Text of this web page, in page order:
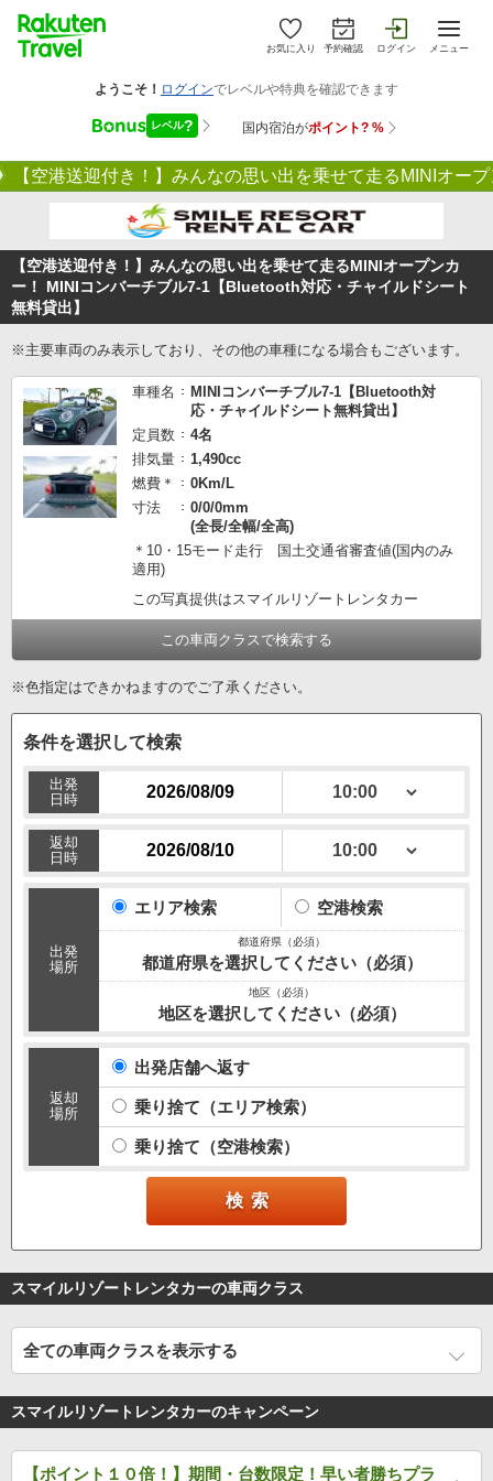
お気に入り 予約確認 ログイン メニュー
【空港送迎付き！】みんなの思い出を乗せて走るMINIオー
【空港送迎付き！】みんなの思い出を乗せて走るMINIオープンカ
ー！ MINIコンバーチブル7-1【Bluetooth対応・チャイルドシート
無料貸出】
※主要車両のみ表示しており、その他の車種になる場合もございます。
車種名
MINIコンバーチブル7-1【Bluetooth対
応・チャイルドシート無料貸出】
定員数
4名
排気量
1,490cc
燃費＊
0Km/L
寸法
0/0/0mm
(全長/全幅/全高)
＊10・15モード走行 国土交通省審査値(国内のみ
適用)
この写真提供はスマイルリゾートレンタカー
この車両クラスで検索する
※色指定はできかねますのでご了承ください。
条件を選択して検索
出発
日時
返却
日時
出発
場所
エリア検索 空港検索
都道府県を選択してください（必須）
地区を選択してください（必須）
返却
場所
出発店舗へ返す
乗り捨て（エリア検索）
乗り捨て（空港検索）
スマイルリゾートレンタカーの車両クラス
全ての車両クラスを表示する
スマイルリゾートレンタカーのキャンペーン
【ポイント１０倍！】期間・台数限定！早い者勝ちプラ